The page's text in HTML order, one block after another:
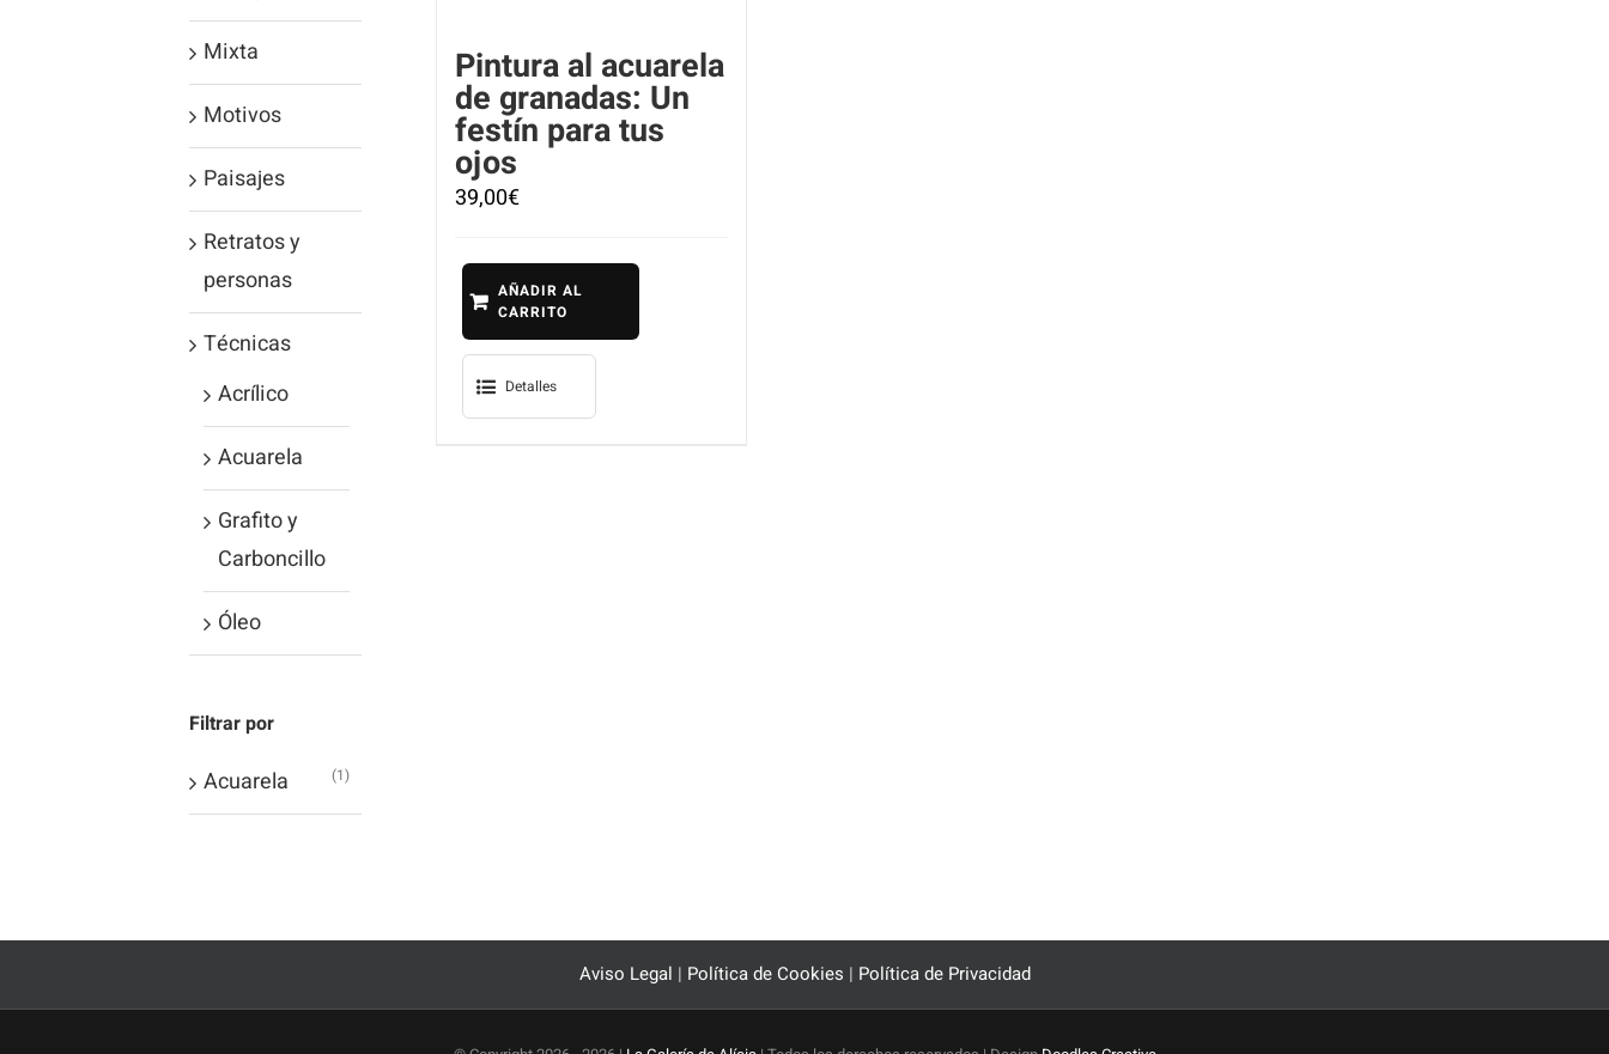
Pintura al acuarela
de granadas: Un
festín para tus
ojos
39,00€
AÑADIR AL
CARRITO
Detalles
Mixta
Motivos
Paisajes
Retratos y
personas
Técnicas
Acrílico
Acuarela
Grafito y
Carboncillo
Óleo
Filtrar por
Acuarela (1)
Aviso Legal | Política de Cookies | Política de Privacidad